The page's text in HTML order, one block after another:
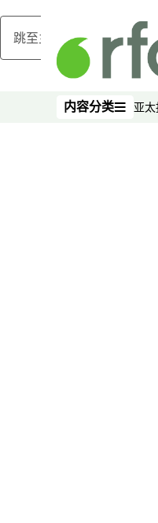
跳至主内容
内容分类
内容分类 亚